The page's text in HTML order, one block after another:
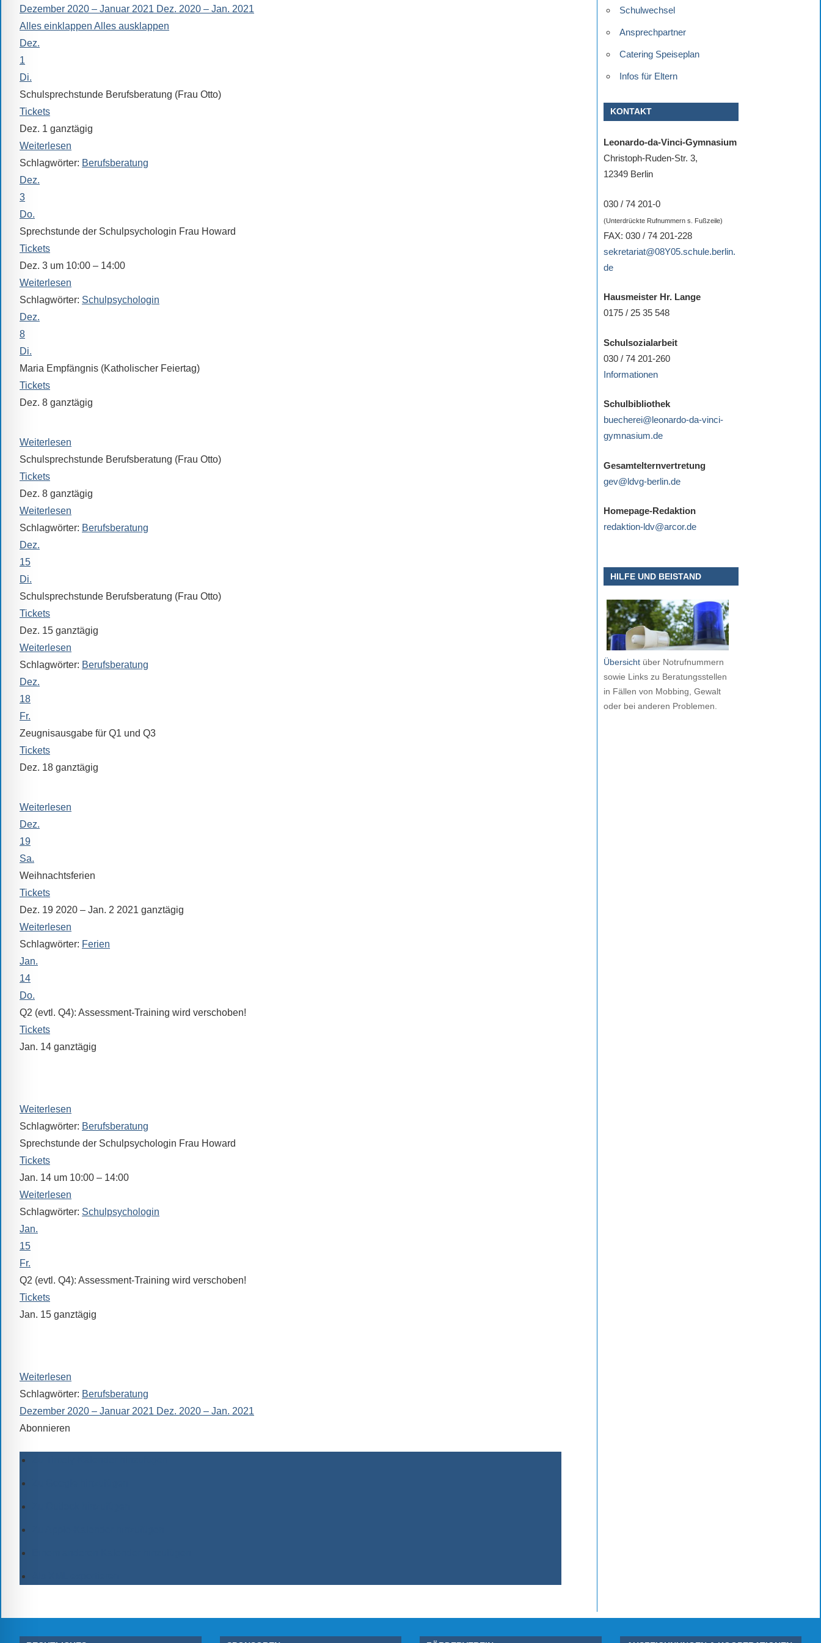
alle
Fragen
Antworten
zu
bieten.
Daneben
gibt
es
den
Aktivitäten
an
unserer
Schule.
Ob
Sprach-,
Mathematik-
oder
Sportwettkampf,
Musik-
Exkursion
oder
–
unsere
Schülerinnen
und
Schüler
Sollten
Sie
einmal
eine
Information
nicht
finden,
stehen
am
Ende
jeder
Seite
zur
Verfügung.
Dezember 2020 – Januar 2021 Dez. 2020 – Jan. 2021
Alles einklappen Alles ausklappen
Dez.
1
Di.
Schulsprechstunde Berufsberatung (Frau Otto)
Tickets
Dez. 1 ganztägig
Weiterlesen
Schlagwörter: Berufsberatung
Dez.
3
Do.
Sprechstunde der Schulpsychologin Frau Howard
Tickets
Dez. 3 um 10:00 – 14:00
Weiterlesen
Schlagwörter: Schulpsychologin
Dez.
8
Di.
Maria Empfängnis (Katholischer Feiertag)
Tickets
Dez. 8 ganztägig
Weiterlesen
Schulsprechstunde Berufsberatung (Frau Otto)
Tickets
Dez. 8 ganztägig
Weiterlesen
Schlagwörter: Berufsberatung
Dez.
15
Di.
Schulsprechstunde Berufsberatung (Frau Otto)
Tickets
Dez. 15 ganztägig
Weiterlesen
Schlagwörter: Berufsberatung
Dez.
18
Fr.
Zeugnisausgabe für Q1 und Q3
Tickets
Dez. 18 ganztägig
Weiterlesen
Dez.
19
Sa.
Weihnachtsferien
Tickets
Dez. 19 2020 – Jan. 2 2021 ganztägig
Weiterlesen
Schlagwörter: Ferien
Jan.
14
Do.
Q2 (evtl. Q4): Assessment-Training wird verschoben!
Tickets
Jan. 14 ganztägig
Weiterlesen
Schlagwörter: Berufsberatung
Sprechstunde der Schulpsychologin Frau Howard
Tickets
Jan. 14 um 10:00 – 14:00
Weiterlesen
Schlagwörter: Schulpsychologin
Jan.
15
Fr.
Q2 (evtl. Q4): Assessment-Training wird verschoben!
Tickets
Jan. 15 ganztägig
Weiterlesen
Schlagwörter: Berufsberatung
Dezember 2020 – Januar 2021 Dez. 2020 – Jan. 2021
Abonnieren
Schulwechsel
Ansprechpartner
Catering Speiseplan
Infos für Eltern
KONTAKT
Leonardo-da-Vinci-Gymnasium
Christoph-Ruden-Str. 3,
12349 Berlin
030 / 74 201-0
(Unterdrückte Rufnummern s. Fußzeile)
FAX: 030 / 74 201-228
sekretariat@08Y05.schule.berlin.
de
Hausmeister Hr. Lange
0175 / 25 35 548
Schulsozialarbeit
030 / 74 201-260
Informationen
Schulbibliothek
buecherei@leonardo-da-vinci-
gymnasium.de
Gesamtelternvertretung
gev@ldvg-berlin.de
Homepage-Redaktion
redaktion-ldv@arcor.de
HILFE UND BEISTAND
Übersicht über Notrufnummern
sowie Links zu Beratungsstellen
in Fällen von Mobbing, Gewalt
oder bei anderen Problemen.